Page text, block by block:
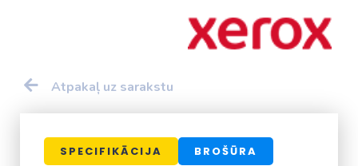
Atpakaļ uz sarakstu
SPECIFIKĀCIJA BROŠŪRA